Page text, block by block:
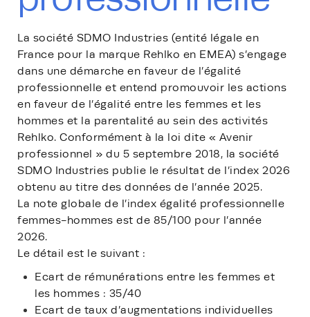
La société SDMO Industries (entité légale en
France pour la marque Rehlko en EMEA) s’engage
dans une démarche en faveur de l’égalité
professionnelle et entend promouvoir les actions
en faveur de l’égalité entre les femmes et les
hommes et la parentalité au sein des activités
Rehlko. Conformément à la loi dite « Avenir
professionnel » du 5 septembre 2018, la société
SDMO Industries publie le résultat de l’index 2026
obtenu au titre des données de l’année 2025.
La note globale de l’index égalité professionnelle
femmes-hommes est de 85/100 pour l’année
2026.
Le détail est le suivant :
Ecart de rémunérations entre les femmes et
les hommes : 35/40
Ecart de taux d’augmentations individuelles